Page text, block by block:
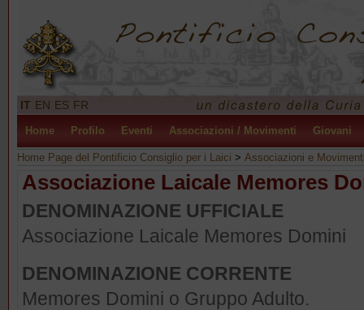
IT EN ES FR
Home Profilo Eventi Associazioni / Movimenti Giovani
Home Page del Pontificio Consiglio per i Laici > Associazioni e
Associazione Laicale Memores
DENOMINAZIONE UFFICIALE
Associazione Laicale Memores Domini
DENOMINAZIONE CORRENTE
Memores Domini o Gruppo Adulto.